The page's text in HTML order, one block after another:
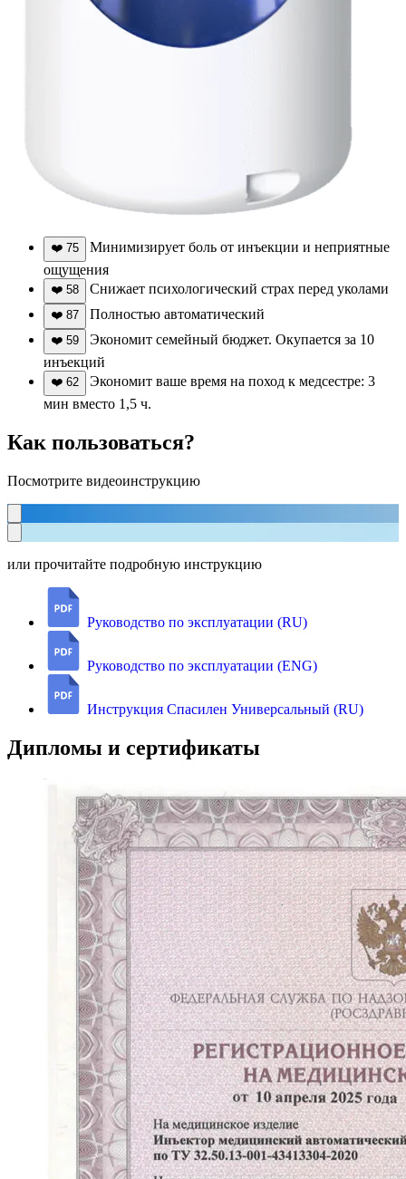
❤️ 75
Минимизирует боль от инъекции и неприятные
ощущения
❤️ 58 Снижает психологический страх перед уколами
❤️ 87 Полностью автоматический
❤️ 59
Экономит семейный бюджет. Окупается за 10
инъекций
❤️ 62
Экономит ваше время на поход к медсестре: 3
мин вместо 1,5 ч.
Как пользоваться?
Посмотрите видеоинструкцию
или прочитайте подробную инструкцию
Руководство по эксплуатации (RU)
Руководство по эксплуатации (ENG)
Инструкция Спасилен Универсальный (RU)
Дипломы и сертификаты